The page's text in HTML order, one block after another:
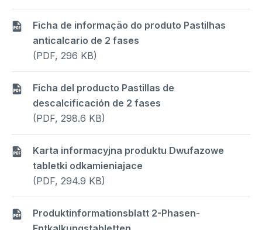
Ficha de informação do produto Pastilhas
anticalcario de 2 fases
(PDF, 296 KB)
Ficha del producto Pastillas de
descalcificación de 2 fases
(PDF, 298.6 KB)
Karta informacyjna produktu Dwufazowe
tabletki odkamieniajace
(PDF, 294.9 KB)
Produktinformationsblatt 2-Phasen-